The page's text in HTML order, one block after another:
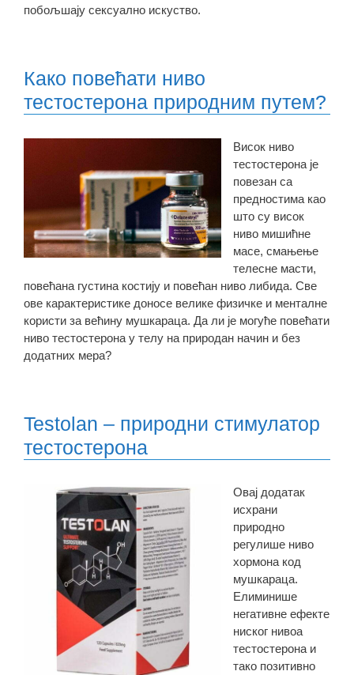
побољшају сексуално искуство.
Како повећати ниво
тестостерона природним путем?
Висок ниво
тестостерона је
повезан са
предностима као
што су висок
ниво мишићне
масе, смањење
телесне масти,
повећана густина костију и повећан ниво либида. Све
ове карактеристике доносе велике физичке и менталне
користи за већину мушкараца. Да ли је могуће повећати
ниво тестостерона у телу на природан начин и без
додатних мера?
Testolan – природни стимулатор
тестостерона
Овај додатак
исхрани
природно
регулише ниво
хормона код
мушкараца.
Елиминише
негативне ефекте
ниског нивоа
тестостерона и
тако позитивно